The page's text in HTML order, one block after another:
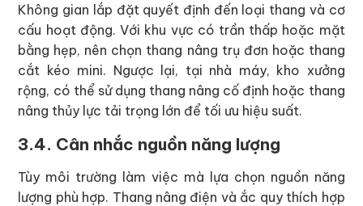
Không gian lắp đặt quyết định đến loại thang và cơ
cấu hoạt động. Với khu vực có trần thấp hoặc mặt
bằng hẹp, nên chọn thang nâng trụ đơn hoặc thang
cắt kéo mini. Ngược lại, tại nhà máy, kho xưởng
rộng, có thể sử dụng thang nâng cố định hoặc thang
nâng thủy lực tải trọng lớn để tối ưu hiệu suất.
3.4. Cân nhắc nguồn năng lượng
Tùy môi trường làm việc mà lựa chọn nguồn năng
lượng phù hợp. Thang nâng điện và ắc quy thích hợp